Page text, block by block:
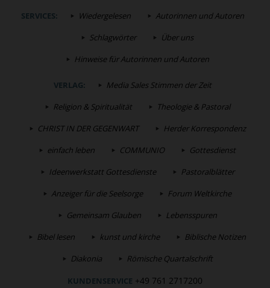
SERVICES: Wiedergelesen
Autorinnen und Autoren
Schlagwörter
Über uns
Hinweise für Autorinnen und Autoren
VERLAG:
Media Sales Stimmen der Zeit
Religion & Spiritualität
Theologie & Pastoral
CHRIST IN DER GEGENWART
Herder Korrespondenz
einfach leben
COMMUNIO
Gottesdienst
Ideenwerkstatt Gottesdienste
Pastoralblätter
Anzeiger für die Seelsorge
Forum Weltkirche
Gemeinsam Glauben
Lebensspuren
Bibel lesen
kunst und kirche
Biblische Notizen
Diakonia
Römische Quartalschrift
KUNDENSERVICE +49 761 2717200